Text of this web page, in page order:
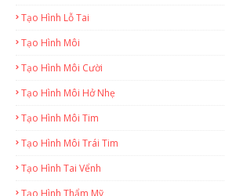
Tạo Hình Lỗ Tai
Tạo Hình Môi
Tạo Hình Môi Cười
Tạo Hình Môi Hở Nhẹ
Tạo Hình Môi Tim
Tạo Hình Môi Trái Tim
Tạo Hình Tai Vểnh
Tạo Hình Thẩm Mỹ